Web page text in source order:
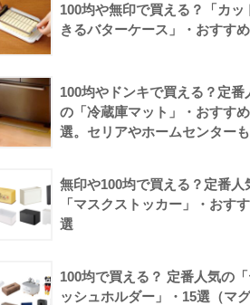
100均や無印で買える？「カッ
きるバターケース」・おすす
100均やドンキで買える？定番
の「冷蔵庫マット」・おすす
選。セリアやホームセンター
無印や100均で買える？定番人
「マスクストッカー」・おす
選
100均で買える？ 定番人気の「
ッシュホルダー」・15選（マ